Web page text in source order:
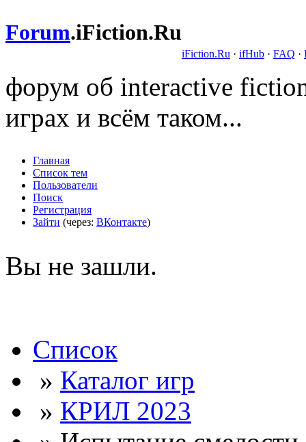
Forum.iFiction.Ru
iFiction.Ru · ifHub · FAQ ·
форум об interactive
играх и всём таком...
Главная
Список тем
Пользователи
Поиск
Регистрация
Зайти (через: ВКонтакте)
Вы не зашли.
Список
» Каталог игр
» КРИЛ 2023